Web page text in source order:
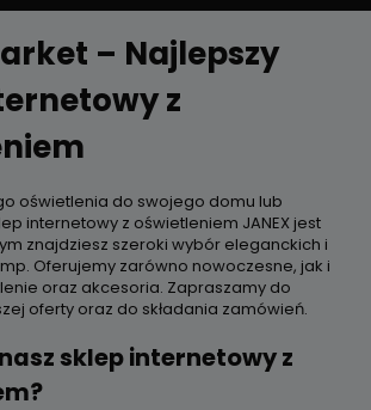
– Najlepszy
z
oświetlenia do swojego domu lub
internetowy z oświetleniem JANEX jest
znajdziesz szeroki wybór eleganckich i
Oferujemy zarówno nowoczesne, jak i
oraz akcesoria. Zapraszamy do
oferty oraz do składania zamówień.
sklep internetowy z